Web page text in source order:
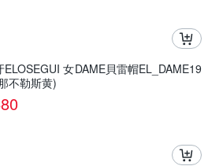
ELOSEGUI 女DAME貝雷帽EL_DAME19
不勒斯黄)